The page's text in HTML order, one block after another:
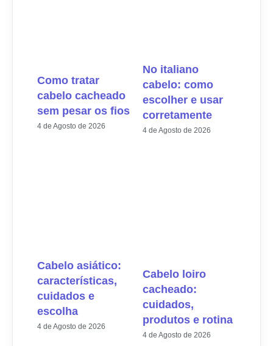
Como tratar
cabelo cacheado
sem pesar os fios
4 de Agosto de 2026
No italiano
cabelo: como
escolher e usar
corretamente
4 de Agosto de 2026
Cabelo asiático:
características,
cuidados e
escolha
4 de Agosto de 2026
Cabelo loiro
cacheado:
cuidados,
produtos e rotina
4 de Agosto de 2026